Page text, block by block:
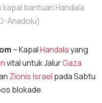
bantuan Handala
Anadolu)
– KapalHandalayang
vital untuk JalurGaza
Zionis Israel pada Sabtu
blokade.